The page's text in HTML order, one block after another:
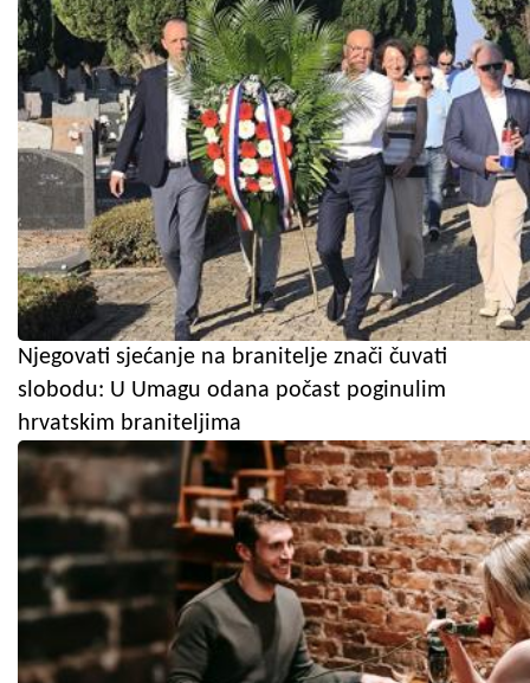
Njegovati sjećanje na branitelje znači čuvati
slobodu: U Umagu odana počast poginulim
hrvatskim braniteljima